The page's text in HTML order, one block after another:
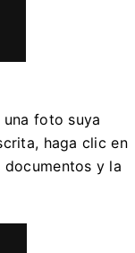
foto suya
haga clic en
documentos y la